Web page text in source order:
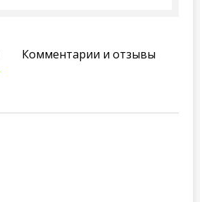
Комментарии и отзывы